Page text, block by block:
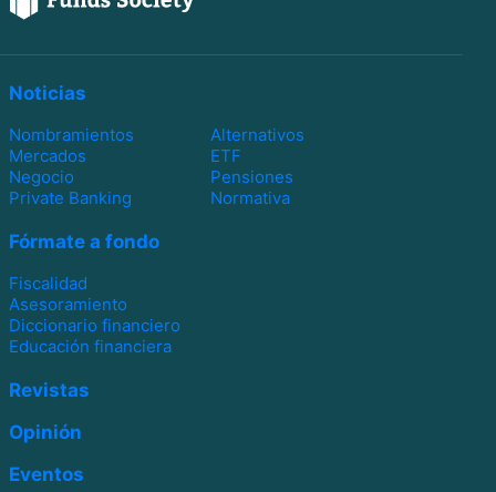
Noticias
Nombramientos
Alternativos
Mercados
ETF
Negocio
Pensiones
Private Banking
Normativa
Fórmate a fondo
Fiscalidad
Asesoramiento
Diccionario financiero
Educación financiera
Revistas
Opinión
Eventos